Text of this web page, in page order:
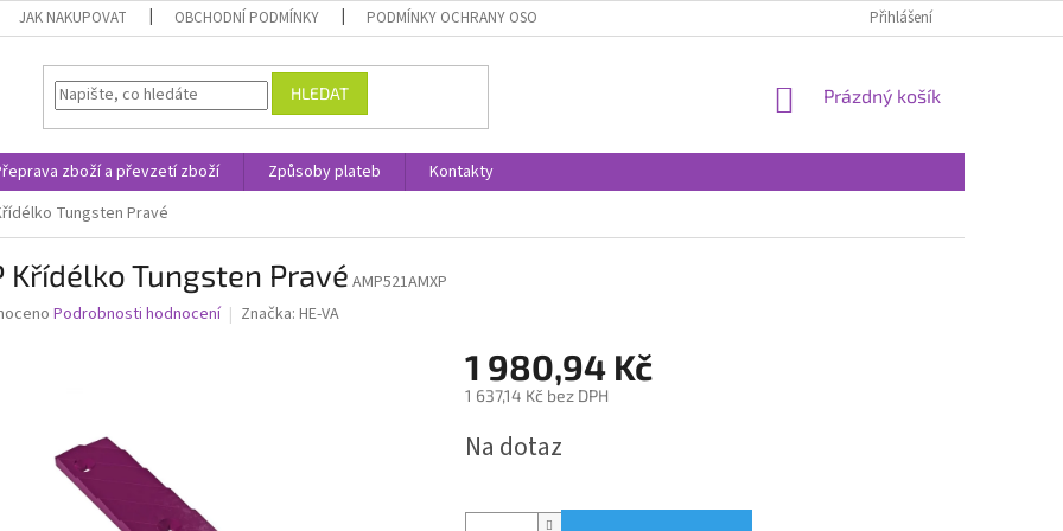
JAK NAKUPOVAT OBCHODNÍ PODMÍNKY PODMÍNKY OCHRANY OSOBNÍCH ÚDAJŮ Přihlášení
HLEDAT
NÁKUPNÍ
Prázdný košík
zboží a převzetí zboží Způsoby plateb
Kontakty
Tungsten Pravé
Křídélko Tungsten Pravé AMP521AMXP
Podrobnosti hodnocení Značka: HE-VA
1 980,94 Kč
1 637,14 Kč bez DPH
cena:
Na dotaz